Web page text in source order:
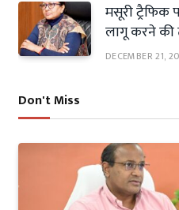
मसूरी ट्रैफिक
लागू करने की
DECEMBER 21,
Don't Miss